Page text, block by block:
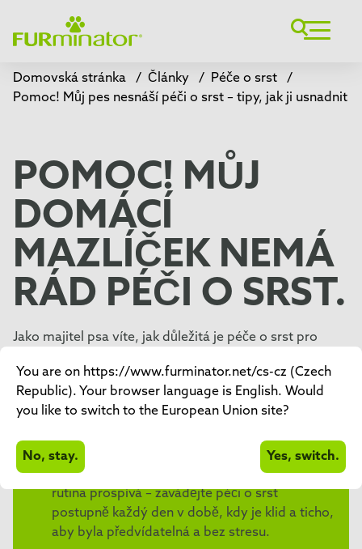
Domovská stránka / Články / Péče o srst
/
Pomoc! Můj pes nesnáší péči o srst – tipy, jak ji usnadnit
POMOC! MŮJ
DOMÁCÍ
MAZLÍČEK NEMÁ
RÁD PÉČI O SRST.
Jako majitel psa víte, jak důležitá je péče o srst pro
posílit vzájemné pouto a pomoci vám se uvolnit. Ale
někdy nejsou psi z této myšlenky moc nadšení.
Summary Collapse
Vybudujte návyky:
Domácím mazlíčkům
rutina prospívá – zavádějte péči o srst
postupně každý den v době, kdy je klid a ticho,
aby byla předvídatelná a bez stresu.
You are on https://www.furminator.net/cs-cz (Czech
Republic). Your browser language is English. Would
you like to switch to the European Union site?
No, stay. Yes, switch.